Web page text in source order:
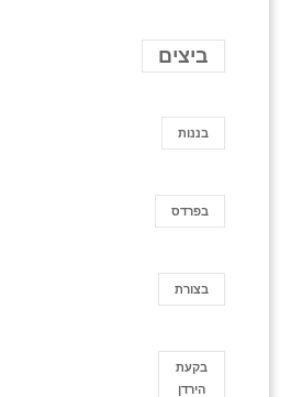
ביצים
בננות
בפרדס
בצורת
בקעת
הירדן